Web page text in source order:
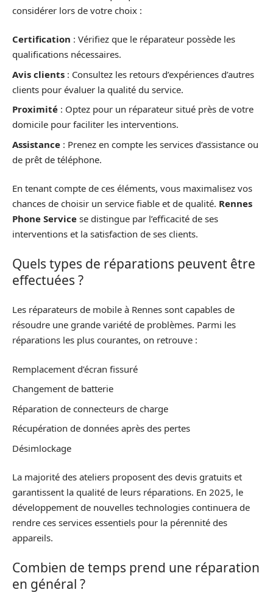
considérer lors de votre choix :
Certification : Vérifiez que le réparateur possède les
qualifications nécessaires.
Avis clients : Consultez les retours d’expériences d’autres
clients pour évaluer la qualité du service.
Proximité : Optez pour un réparateur situé près de votre
domicile pour faciliter les interventions.
Assistance : Prenez en compte les services d’assistance ou
de prêt de téléphone.
En tenant compte de ces éléments, vous maximalisez vos
chances de choisir un service fiable et de qualité. Rennes
Phone Service se distingue par l’efficacité de ses
interventions et la satisfaction de ses clients.
Quels types de réparations peuvent être
effectuées ?
Les réparateurs de mobile à Rennes sont capables de
résoudre une grande variété de problèmes. Parmi les
réparations les plus courantes, on retrouve :
Remplacement d’écran fissuré
Changement de batterie
Réparation de connecteurs de charge
Récupération de données après des pertes
Désimlockage
La majorité des ateliers proposent des devis gratuits et
garantissent la qualité de leurs réparations. En 2025, le
développement de nouvelles technologies continuera de
rendre ces services essentiels pour la pérennité des
appareils.
Combien de temps prend une réparation
en général ?